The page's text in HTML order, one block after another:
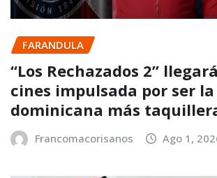
FARANDULA
“Los Rechazados 2”
cines impulsada por ser
dominicana más
Francomacorisanos Ago 1,